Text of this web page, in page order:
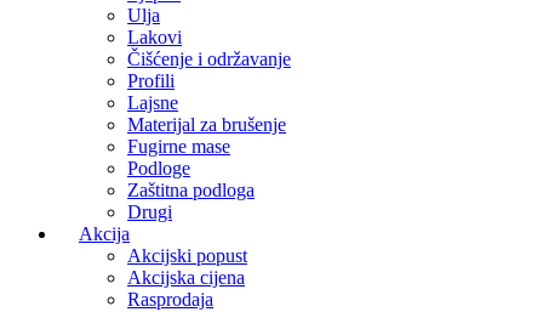
Ulja
Lakovi
Čišćenje i održavanje
Profili
Lajsne
Materijal za brušenje
Fugirne mase
Podloge
Zaštitna podloga
Drugi
Akcija
Akcijski popust
Akcijska cijena
Rasprodaja